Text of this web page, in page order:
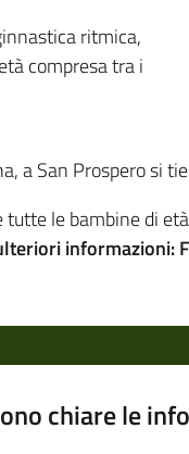
ritmica,
compresa tra i
a San Prospero si
le bambine di
informazioni:
chiare le